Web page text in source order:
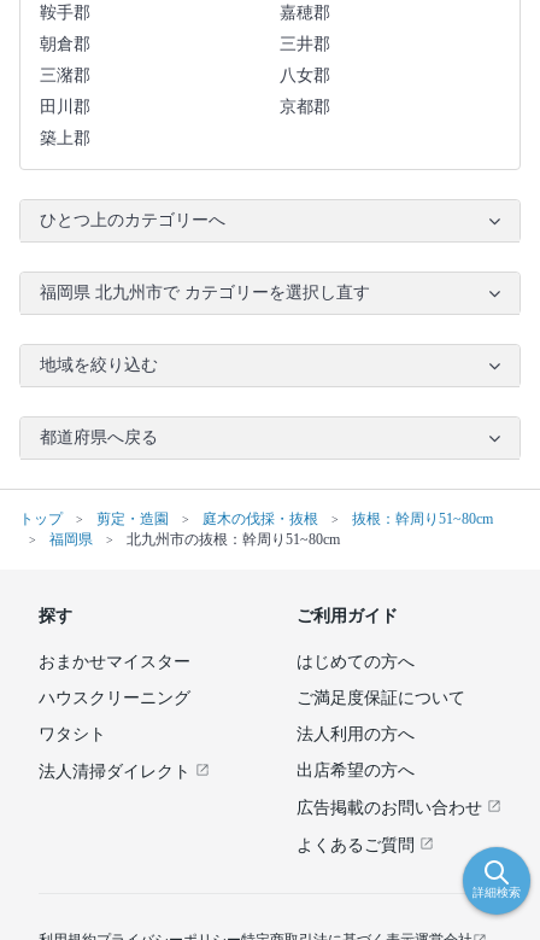
鞍手郡
嘉穂郡
朝倉郡
三井郡
三潴郡
八女郡
田川郡
京都郡
築上郡
ひとつ上のカテゴリーへ
福岡県 北九州市で カテゴリーを選択し直す
地域を絞り込む
都道府県へ戻る
トップ 剪定・造園 庭木の伐採・抜根
抜根：幹周り51~80cm
福岡県
北九州市の抜根：幹周り51~80cm
詳細検索
探す
おまかせマイスター
ハウスクリーニング
ワタシト
法人清掃ダイレクト
ご利用ガイド
はじめての方へ
ご満足度保証について
法人利用の方へ
出店希望の方へ
広告掲載のお問い合わせ
よくあるご質問